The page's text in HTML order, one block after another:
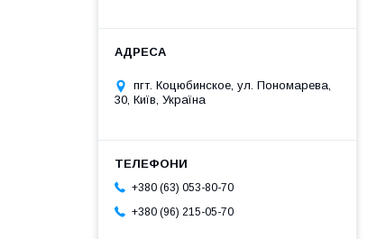
пгт. Коцюбинское, ул. Пономарева,
30, Київ, Україна
+380 (63) 053-80-70
+380 (96) 215-05-70